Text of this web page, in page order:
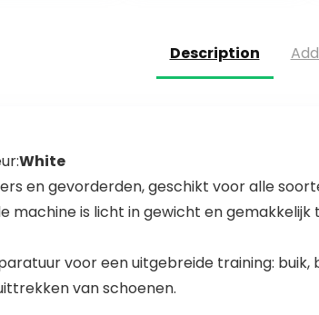
Description
White
en gevorderden, geschikt voor alle
machine is licht in gewicht en
voor een uitgebreide training:
van schoenen.